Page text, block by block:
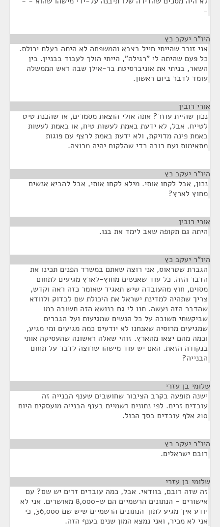
-
היו"ר יעקב כץ
אני זוכר שהייתי חייל בצבא והמשפחה לא היתה בעלת יכולת.
כל פעם שהיתה לי "רגילה", הייתי הולך לעבוד בבניין. בין
השאר, בניתי את אוניברסיטת בר-אילן שבה ראש הממשלה
עומד לדבר ביום ראשון.
אורי רובין
נכון שהיית עוזר? אתה אולי הוצאת מסמרים, או שהכנת טיט
לטייח. אבל, לא ידעת באמת לעשות טיח, או באמת לעשות
באמת פינה מדויקת, ולא ידעת באמת לרצף עם פוגות
מתאימות ועם רובה כדי שהלקוח יהיה מרוצה.
היו"ר יעקב כץ
נכון, אבל לקחו אותי. מילא לקחו אותי, אבל להביא אנשים
מחוץ לארץ?
אורי רובין
היתה גם תקופה שאב לימד את בנו.
היו"ר יעקב כץ
הגברת שטראוס, אני רוצה שאתם במשרד הפנים תכינו את
הדבר הזה. כל עוד שאנשים מחוץ-לארץ מגיעים לתחום
מסוים, חוץ מהעובדה שיש תאגיד שאומר כזה ראה וקדש,
צריך שתהיה למדינת ישראל את היכולת שם לבדוק ולוודא
שהדבר הזה נעשה. תנו לי גם בנושא הזה תשובה כמו
שביקשתי תשובה על כל הנשים שמגיעות ועל הגברים
שמגיעים מרוסיה שאנחנו לא יודעים כמה מגיעים ומי מגיע,
וכמה מהם יצאו מהארץ. זוהי שאלה ראשונה שהעסיקה אותי
בנקודה הזאת. האם יש עוד מישהו שרוצה לדבר על תחום
הבנייה?
שלומי בן עזרי
ישנה תופעה בקרב הציבור שחושבים שענף הבנייה זה
עובדים זרים. לפי נתונים רשמיים בענף הבנייה מועסקים היום
210 אלף עובדים בסך הכול.
היו"ר יעקב כץ
רובם ישראלים.
שלומי בן עזרי
זה שזה רובם, בוודאי. אבל, כמה עובדים זרים יש שם? עם
אישורים - הנתונים הרשמיים הם ש-8,000 מאושרים. אני לא
יודע איך מגיע לתוך הנתונים הרשמיים שיש שם 36,000, כי
אני לא מכיר, ואני נמצא המון שנים בענף הזה.